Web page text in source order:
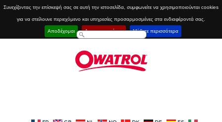
Συνεχίζοντας την επίσκεψή σας σε αυτή την ιστοσελίδα, συμφωνείτε να χρησιμοποιούνται cookies
για να στείλουνε περιεχόμενο και υπηρεσίες προσαρμοσμένες στα ενδιαφέροντά σας.
Αποδέχομαι Απενεργοποίηση Μάθετε περισσότερα